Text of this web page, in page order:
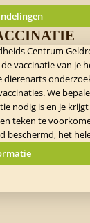
Centrum
vaccinatie van je
dierenarts
We
nodig is en je
teken te
beschermd, het